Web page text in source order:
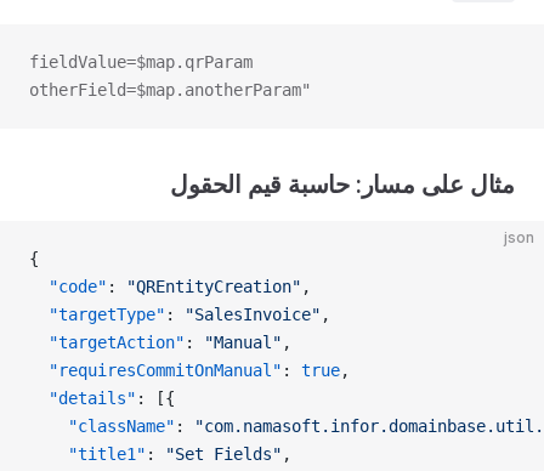
fieldValue=$map.qrParam
otherField=$map.anotherParam"
مثال على مسار: حاسبة قيم الحقول
json
{
  "code"
: "QREntityCreation" ,
  "targetType"
: "SalesInvoice" ,
  "targetAction"
: "Manual" ,
  "requiresCommitOnManual"
: true,
  "details"
: [{
    "className"
:
    "title1"
: "Set Fields" ,